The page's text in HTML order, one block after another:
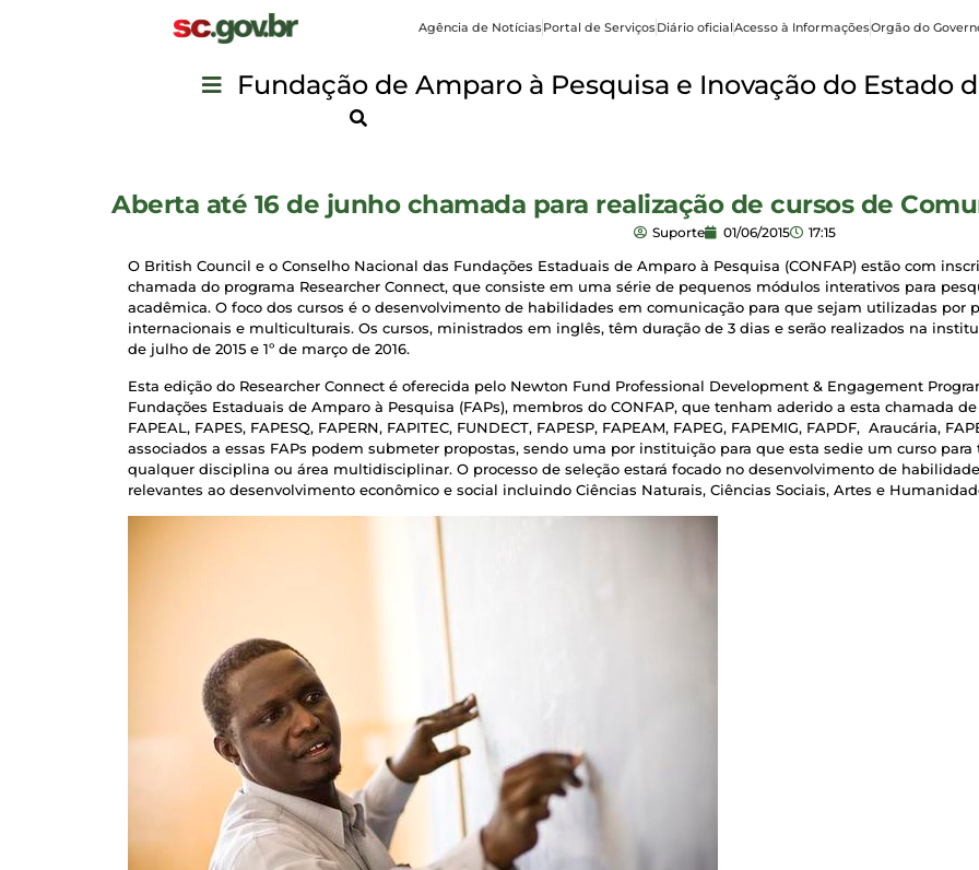
Agência de NotíciasPortal de ServiçosDiário oficialAcesso à InformaçõesOrgão do
Fundação de Amparo à Pesquisa e Inovação do Estado
Aberta até 16 de junho chamada para realização de cursos de
Suporte 01/06/2015 17:15
O British Council e o Conselho Nacional das Fundações Estaduais de Amparo à Pesquisa (CONFAP) estão com
chamada do programa Researcher Connect, que consiste em uma série de pequenos módulos interativos para
acadêmica. O foco dos cursos é o desenvolvimento de habilidades em comunicação para que sejam utilizadas por
internacionais e multiculturais. Os cursos, ministrados em inglês, têm duração de 3 dias e serão realizados na
de julho de 2015 e 1º de março de 2016.
Esta edição do Researcher Connect é oferecida pelo Newton Fund Professional Development & Engagement
Fundações Estaduais de Amparo à Pesquisa (FAPs), membros do CONFAP, que tenham aderido a esta chamada de
FAPEAL, FAPES, FAPESQ, FAPERN, FAPITEC, FUNDECT, FAPESP, FAPEAM, FAPEG, FAPEMIG, FAPDF, Araucária,
associados a essas FAPs podem submeter propostas, sendo uma por instituição para que esta sedie um curso
qualquer disciplina ou área multidisciplinar. O processo de seleção estará focado no desenvolvimento de
relevantes ao desenvolvimento econômico e social incluindo Ciências Naturais, Ciências Sociais, Artes e